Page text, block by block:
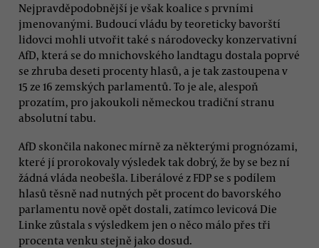
Nejpravděpodobnější je však koalice s prvními
jmenovanými. Budoucí vládu by teoreticky bavorští
lidovci mohli utvořit také s národovecky konzervativní
AfD, která se do mnichovského landtagu dostala poprvé
se zhruba deseti procenty hlasů, a je tak zastoupena v
15 ze 16 zemských parlamentů. To je ale, alespoň
prozatím, pro jakoukoli německou tradiční stranu
absolutní tabu.
AfD skončila nakonec mírně za některými prognózami,
které jí prorokovaly výsledek tak dobrý, že by se bez ní
žádná vláda neobešla. Liberálové z FDP se s podílem
hlasů těsně nad nutných pět procent do bavorského
parlamentu nově opět dostali, zatímco levicová Die
Linke zůstala s výsledkem jen o něco málo přes tři
procenta venku stejně jako dosud.